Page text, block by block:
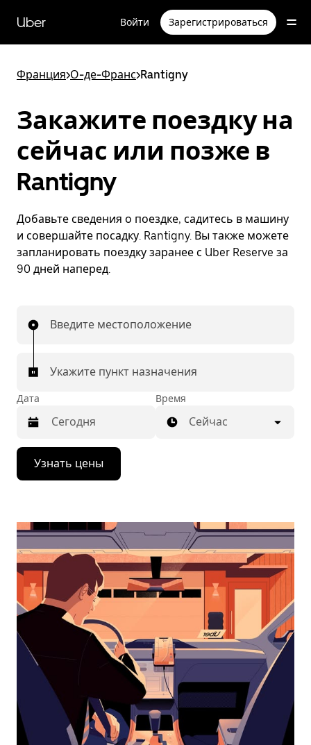
перейти
к
Uber Войти Зарегистрироваться
Франция>О-де-Франс>Rantigny
Закажите поездку на
сейчас или позже в
Rantigny
Добавьте сведения о поездке, садитесь в машину
и совершайте посадку. Rantigny. Вы также можете
запланировать поездку заранее с Uber Reserve за
90 дней наперед.
Введите местоположение
Укажите пункт назначения
Дата
Нажмите
стрелку
вниз,
календарю
выбрать
дату.
Чтобы
закрыть
календарь,
нажмите
Esc.
Время
Сейчас
Узнать цены